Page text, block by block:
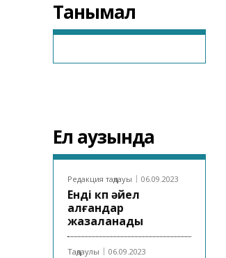
Танымал
Ел аузында
Редакция таңдауы 06.09.2023
Енді көп әйел
алғандар
жазаланады
Таңдаулы 06.09.2023